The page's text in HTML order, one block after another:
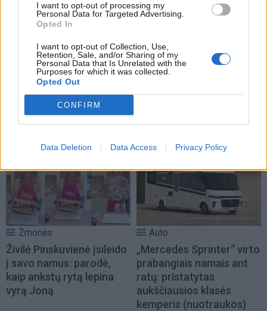
I want to opt-out of processing my
Personal Data for Targeted Advertising.
Opted In
I want to opt-out of Collection, Use,
Retention, Sale, and/or Sharing of my
Personal Data that Is Unrelated with the
Purposes for which it was collected.
Opted Out
CONFIRM
Data Deletion Data Access Privacy Policy
NAUJI
Žmonės
Živilė Pinskuvienė įsileido
į savo namus: parodė,
kaip ankstų rytą lepina
vyrą Joną
Auto
„Mercedes Sprinter“ virto
prabangiais namais ant
ratų: pristatytas
aukščiausios klasės
kemperis (nuotraukos)